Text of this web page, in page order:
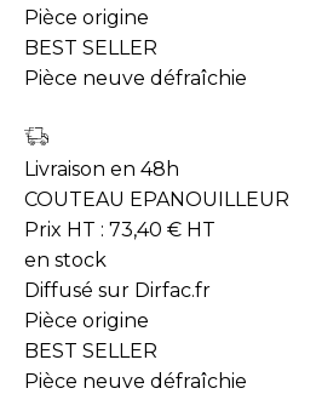
Pièce origine
BEST SELLER
Pièce neuve défraîchie
Livraison en 48h
COUTEAU EPANOUILLEUR
Prix HT : 73,40 € HT
en stock
Diffusé sur Dirfac.fr
Pièce origine
BEST SELLER
Pièce neuve défraîchie